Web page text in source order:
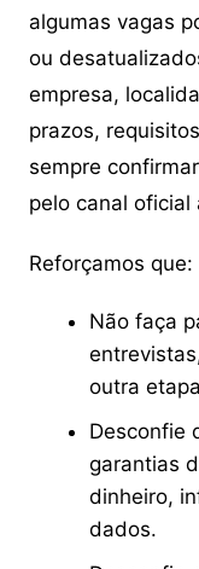
algumas vagas
ou
empresa,
prazos,
sempre
pelo canal
Reforçamos que:
Não faça
outra
Desconfie
garantias
dinheiro,
dados.